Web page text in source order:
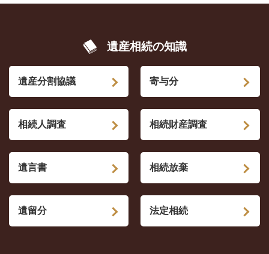
遺産相続の知識
遺産分割協議 寄与分
相続人調査 相続財産調査
遺言書 相続放棄
遺留分 法定相続